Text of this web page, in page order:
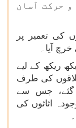
و حرکت آسان
کی تعمیر پر
ریکھ کے لیے
کی طرف
گئے، جس سے
اثاثوں کی